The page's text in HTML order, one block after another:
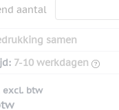
aantal
samen
7-10 werkdagen
excl. btw